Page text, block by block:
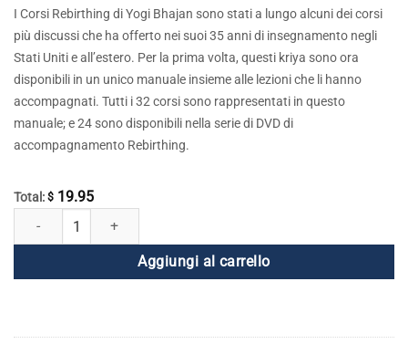
I Corsi Rebirthing di Yogi Bhajan sono stati a lungo alcuni dei corsi
più discussi che ha offerto nei suoi 35 anni di insegnamento negli
Stati Uniti e all’estero. Per la prima volta, questi kriya sono ora
disponibili in un unico manuale insieme alle lezioni che li hanno
accompagnati. Tutti i 32 corsi sono rappresentati in questo
manuale; e 24 sono disponibili nella serie di DVD di
accompagnamento Rebirthing.
Total: $ 19.95
Rebirthing DVD 13 - Rimuovere le paure dal quinto mese nel grembo
Aggiungi al carrello